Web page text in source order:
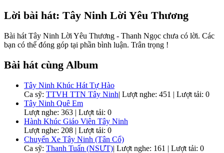
Lời bài hát: Tây Ninh Lời Yêu Thương
Bài hát Tây Ninh Lời Yêu Thương - Thanh Ngọc chưa có lời. Các
bạn có thể đóng góp tại phần bình luận. Trân trọng !
Bài hát cùng Album
Tây Ninh Khúc Hát Tự Hào
Ca sỹ: TTVH TTN Tây Ninh| Lượt nghe: 451 | Lượt tải: 0
Tây Ninh Quê Em
Lượt nghe: 363 | Lượt tải: 0
Hành Khúc Giáo Viên Tây Ninh
Lượt nghe: 208 | Lượt tải: 0
Chuyến Xe Tây Ninh (Tân Cổ)
Ca sỹ: Thanh Tuấn (NSƯT)| Lượt nghe: 161 | Lượt tải: 0